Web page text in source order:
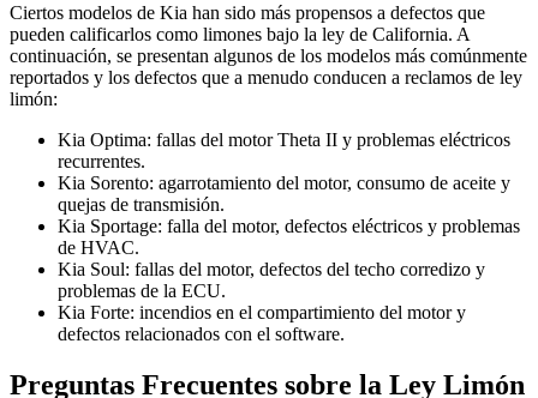
Ciertos modelos de Kia han sido más propensos a defectos que
pueden calificarlos como limones bajo la ley de California. A
continuación, se presentan algunos de los modelos más comúnmente
reportados y los defectos que a menudo conducen a reclamos de ley
limón:
Kia Optima: fallas del motor Theta II y problemas eléctricos
recurrentes.
Kia Sorento: agarrotamiento del motor, consumo de aceite y
quejas de transmisión.
Kia Sportage: falla del motor, defectos eléctricos y problemas
de HVAC.
Kia Soul: fallas del motor, defectos del techo corredizo y
problemas de la ECU.
Kia Forte: incendios en el compartimiento del motor y
defectos relacionados con el software.
Preguntas Frecuentes sobre la Ley Limón